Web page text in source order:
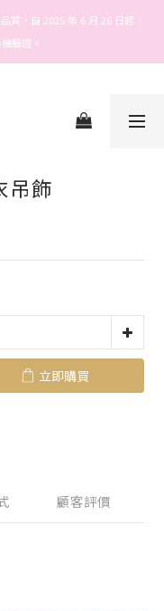
質，自 2025 年 6 月 26 日起，
驗證。
吊飾
立即購買
顧客評價